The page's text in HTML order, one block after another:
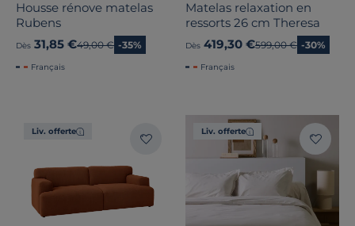
Housse rénove matelas
Rubens
Dès 31,85 €Ancien prix
49,00 € -35%
Français
Matelas relaxation en
ressorts 26 cm Theresa
Dès 419,30 €Ancien prix
599,00 € -30%
Français
Liv. offerte Liv. offerte